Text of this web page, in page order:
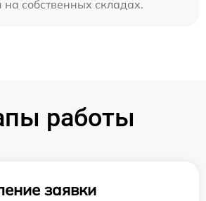
на собственных складах.
работы
заявки